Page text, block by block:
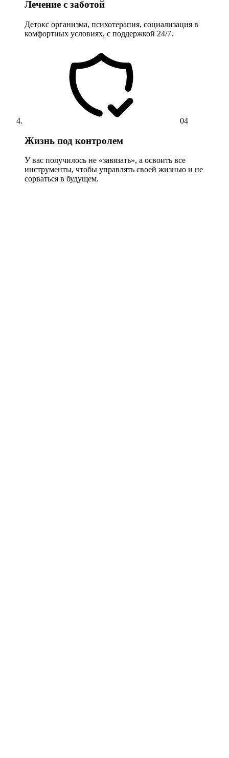
Лечение с заботой
Детокс организма, психотерапия, социализация в
комфортных условиях, с поддержкой 24/7.
04
Жизнь под контролем
У вас получилось не «завязать», а освоить все
инструменты, чтобы управлять своей жизнью и не
сорваться в будущем.